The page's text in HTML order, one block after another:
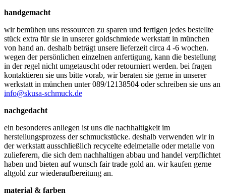
handgemacht
wir bemühen uns ressourcen zu sparen und fertigen jedes bestellte
stück extra für sie in unserer goldschmiede werkstatt in münchen
von hand an. deshalb beträgt unsere lieferzeit circa 4 -6 wochen.
wegen der persönlichen einzelnen anfertigung, kann die bestellung
in der regel nicht umgetauscht oder retourniert werden. bei fragen
kontaktieren sie uns bitte vorab, wir beraten sie gerne in unserer
werkstatt in münchen unter 089/12138504 oder schreiben sie uns an
info@skusa-schmuck.de
nachgedacht
ein besonderes anliegen ist uns die nachhaltigkeit im
herstellungsprozess der schmuckstücke. deshalb verwenden wir in
der werkstatt ausschließlich recycelte edelmetalle oder metalle von
zulieferern, die sich dem nachhaltigen abbau und handel verpflichtet
haben und bieten auf wunsch fair trade gold an. wir kaufen gerne
altgold zur wiederaufbereitung an.
material & farben